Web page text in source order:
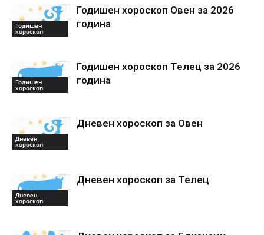
Годишен
хороскоп
Годишен хороскоп Овен за 2026
година
Годишен
хороскоп
Годишен хороскоп Телец за 2026
година
Дневен
хороскоп
Дневен хороскоп за Овен
Дневен
хороскоп
Дневен хороскоп за Телец